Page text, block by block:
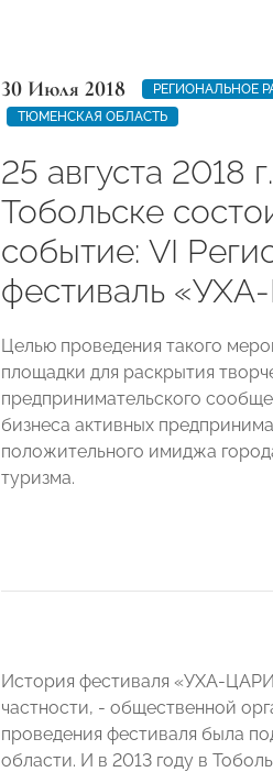
30 Июля 2018
РЕГИОНАЛЬНОЕ
ТЮМЕНСКАЯ ОБЛАСТЬ
25 августа 2018
Тобольске
событие: VI
фестиваль
Целью проведения такого
площадки для раскрытия
предпринимательского
бизнеса активных
положительного имиджа
туризма.
История фестиваля «УХА-
частности, - общественной
проведения фестиваля была
области. И в 2013 году в